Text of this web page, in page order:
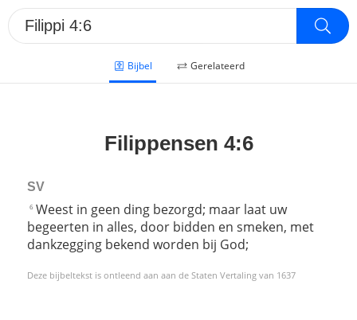
Bijbel Gerelateerd
Filippensen 4:6
SV
6 Weest in geen ding bezorgd; maar laat uw
begeerten in alles, door bidden en smeken, met
dankzegging bekend worden bij God;
Deze bijbeltekst is ontleend aan aan de Staten Vertaling van 1637